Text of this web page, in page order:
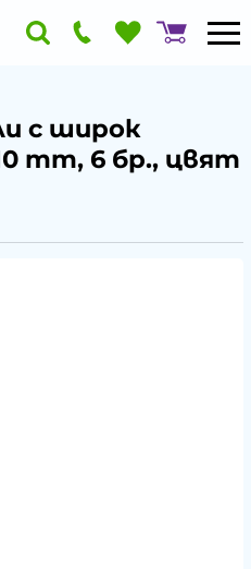
с широк
mm, 6 бр., цвят